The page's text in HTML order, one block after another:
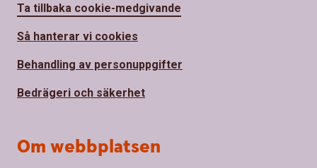
Ta tillbaka cookie-medgivande
Så hanterar vi cookies
Behandling av personuppgifter
Bedrägeri och säkerhet
Om webbplatsen